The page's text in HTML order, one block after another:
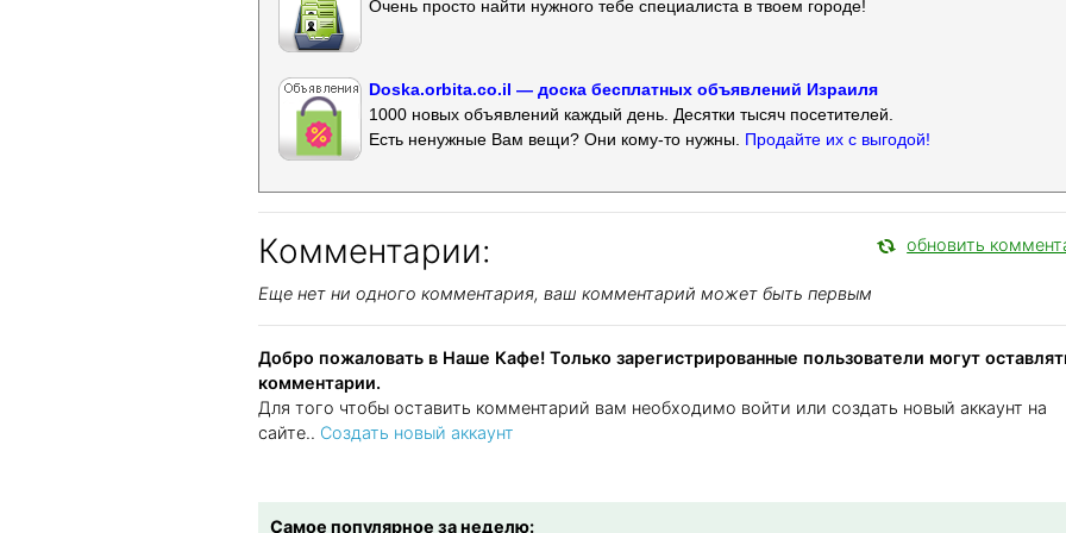
Очень просто найти нужного тебе специалиста в твоем городе!
Doska.orbita.co.il — доска бесплатных объявлений Израиля
1000 новых объявлений каждый день. Десятки тысяч посетителей.
Есть ненужные Вам вещи? Они кому-то нужны. Продайте их с выгодой!
Комментарии: обновить
Еще нет ни одного комментария, ваш комментарий может быть первым
Добро пожаловать в Наше Кафе! Только зарегистрированные пользователи могут
комментарии.
Для того чтобы оставить комментарий вам необходимо войти или создать новый аккаунт на
сайте.. Создать новый аккаунт
Самое популярное за неделю: